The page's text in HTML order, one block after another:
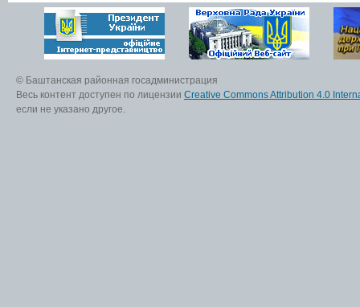
© Баштанская районная госадминистрация
Весь контент доступен по лицензии Creative Commons Attribution 4.0
если не указано другое.